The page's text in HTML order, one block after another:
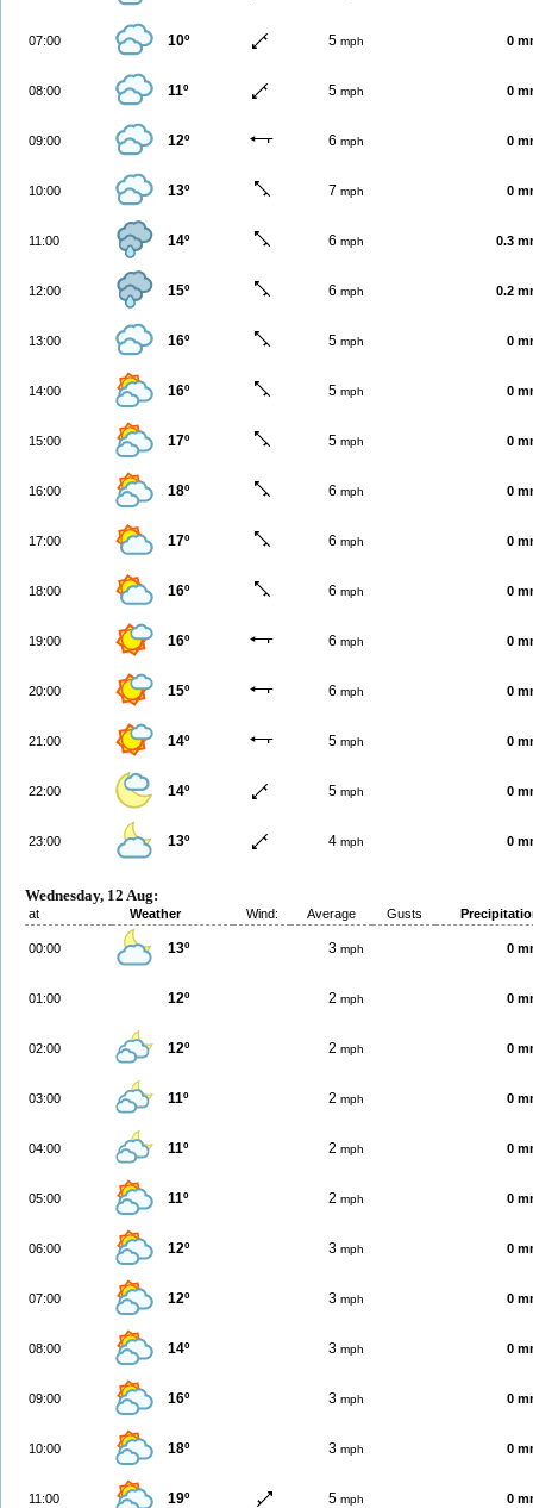
07:00 10º 5 mph 0
08:00 11º 5 mph 0
09:00 12º 6 mph 0
10:00 13º 7 mph 0
11:00 14º 6 mph 0.3
12:00 15º 6 mph 0.2
13:00 16º 5 mph 0
14:00 16º 5 mph 0
15:00 17º 5 mph 0
16:00 18º 6 mph 0
17:00 17º 6 mph 0
18:00 16º 6 mph 0
19:00 16º 6 mph 0
20:00 15º 6 mph 0
21:00 14º 5 mph 0
22:00 14º 5 mph 0
23:00 13º 4 mph 0
Wednesday, 12 Aug:
at Weather Wind: Average Gusts
00:00 13º 3 mph 0
01:00 12º 2 mph 0
02:00 12º 2 mph 0
03:00 11º 2 mph 0
04:00 11º 2 mph 0
05:00 11º 2 mph 0
06:00 12º 3 mph 0
07:00 12º 3 mph 0
08:00 14º 3 mph 0
09:00 16º 3 mph 0
10:00 18º 3 mph 0
11:00 19º 5 mph 0